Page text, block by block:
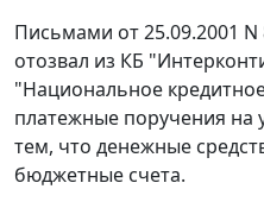
Письмами от 25.09.2001 N
отозвал из КБ
"Национальное
платежные поручения на
тем, что денежные
бюджетные счета.